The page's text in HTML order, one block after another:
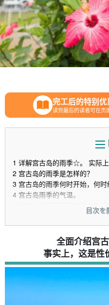
完工后的特别优
读到最后的读者可在页
1 详解宫古岛的雨季☆。 实际上
2 宫古岛的雨季是怎样的？
3 宫古岛的雨季何时开始，何时
4 宫古岛雨季的气温。
在宫古岛的雨季该穿什么？
让我们在雨季尽情欢乐吧！
6.1浮潜
潜泳
南瓜洞穴探险
6.5制造经验（室内经验）
6.6第一次来到宫古岛 只有
按摩体验
目次を
全面介绍宫
事实上，这是性